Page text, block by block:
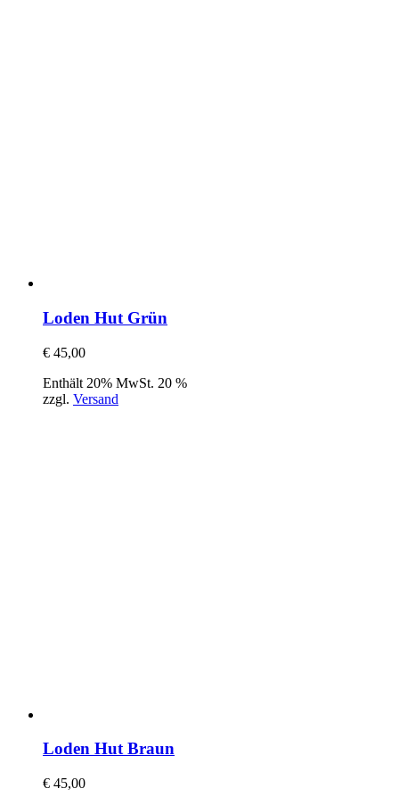
Loden Hut Grün
€ 45,00
Enthält 20% MwSt. 20 %
zzgl. Versand
Loden Hut Braun
€ 45,00